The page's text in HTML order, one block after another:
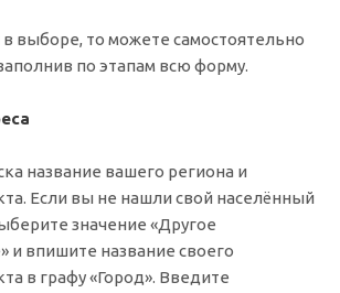
выборе, то можете самостоятельно
по этапам всю форму.
название вашего региона и
Если вы не нашли свой населённый
значение «Другое
и впишите название своего
в графу «Город». Введите